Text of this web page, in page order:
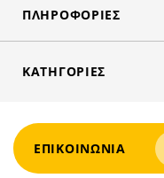
ΠΛΗΡΟΦΟΡΊΕΣ
ΚΑΤΗΓΟΡΊΕΣ
ΕΠΙΚΟΙΝΩΝΊΑ